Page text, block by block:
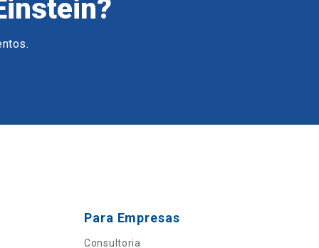
Para Empresas
Consultoria